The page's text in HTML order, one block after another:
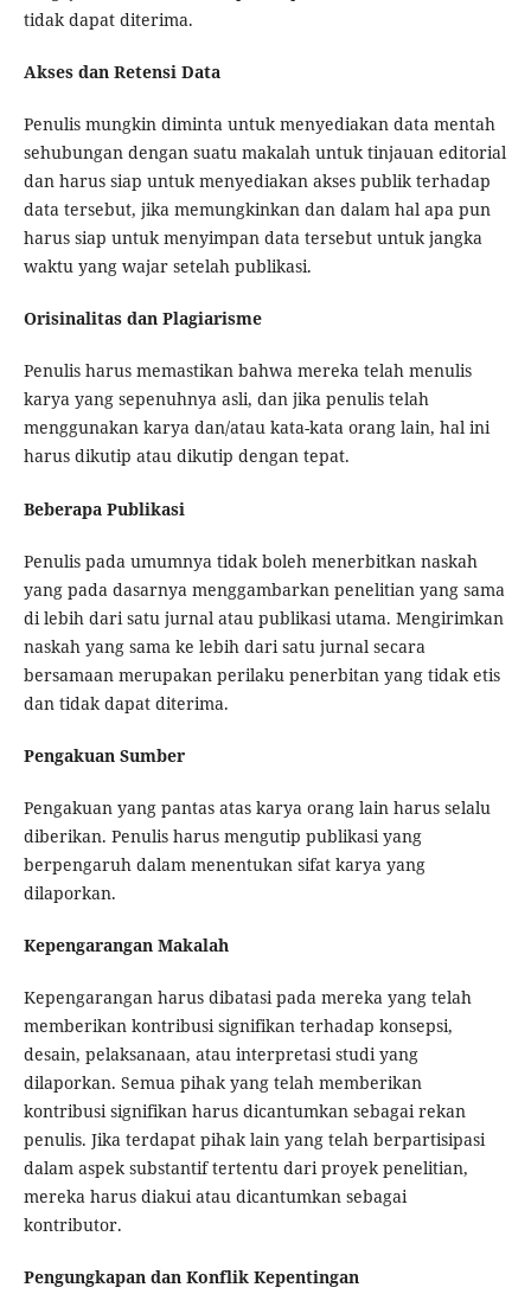
tidak dapat diterima.
Akses dan Retensi Data
Penulis mungkin diminta untuk menyediakan data mentah
sehubungan dengan suatu makalah untuk tinjauan editorial
dan harus siap untuk menyediakan akses publik terhadap
data tersebut, jika memungkinkan dan dalam hal apa pun
harus siap untuk menyimpan data tersebut untuk jangka
waktu yang wajar setelah publikasi.
Orisinalitas dan Plagiarisme
Penulis harus memastikan bahwa mereka telah menulis
karya yang sepenuhnya asli, dan jika penulis telah
menggunakan karya dan/atau kata-kata orang lain, hal ini
harus dikutip atau dikutip dengan tepat.
Beberapa Publikasi
Penulis pada umumnya tidak boleh menerbitkan naskah
yang pada dasarnya menggambarkan penelitian yang sama
di lebih dari satu jurnal atau publikasi utama. Mengirimkan
naskah yang sama ke lebih dari satu jurnal secara
bersamaan merupakan perilaku penerbitan yang tidak etis
dan tidak dapat diterima.
Pengakuan Sumber
Pengakuan yang pantas atas karya orang lain harus selalu
diberikan. Penulis harus mengutip publikasi yang
berpengaruh dalam menentukan sifat karya yang
dilaporkan.
Kepengarangan Makalah
Kepengarangan harus dibatasi pada mereka yang telah
memberikan kontribusi signifikan terhadap konsepsi,
desain, pelaksanaan, atau interpretasi studi yang
dilaporkan. Semua pihak yang telah memberikan
kontribusi signifikan harus dicantumkan sebagai rekan
penulis. Jika terdapat pihak lain yang telah berpartisipasi
dalam aspek substantif tertentu dari proyek penelitian,
mereka harus diakui atau dicantumkan sebagai
kontributor.
Pengungkapan dan Konflik Kepentingan